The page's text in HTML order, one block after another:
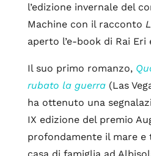
l’edizione invernale del
Machine con il racconto
aperto l’e-book di Rai
Il suo primo romanzo,
rubato la guerra (Las
ha ottenuto una
IX edizione del premio
profondamente il mare e
casa di famiglia ad